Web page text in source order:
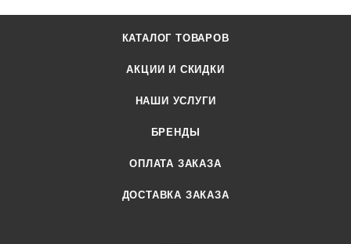
КАТАЛОГ ТОВАРОВ
АКЦИИ И СКИДКИ
НАШИ УСЛУГИ
БРЕНДЫ
ОПЛАТА ЗАКАЗА
ДОСТАВКА ЗАКАЗА